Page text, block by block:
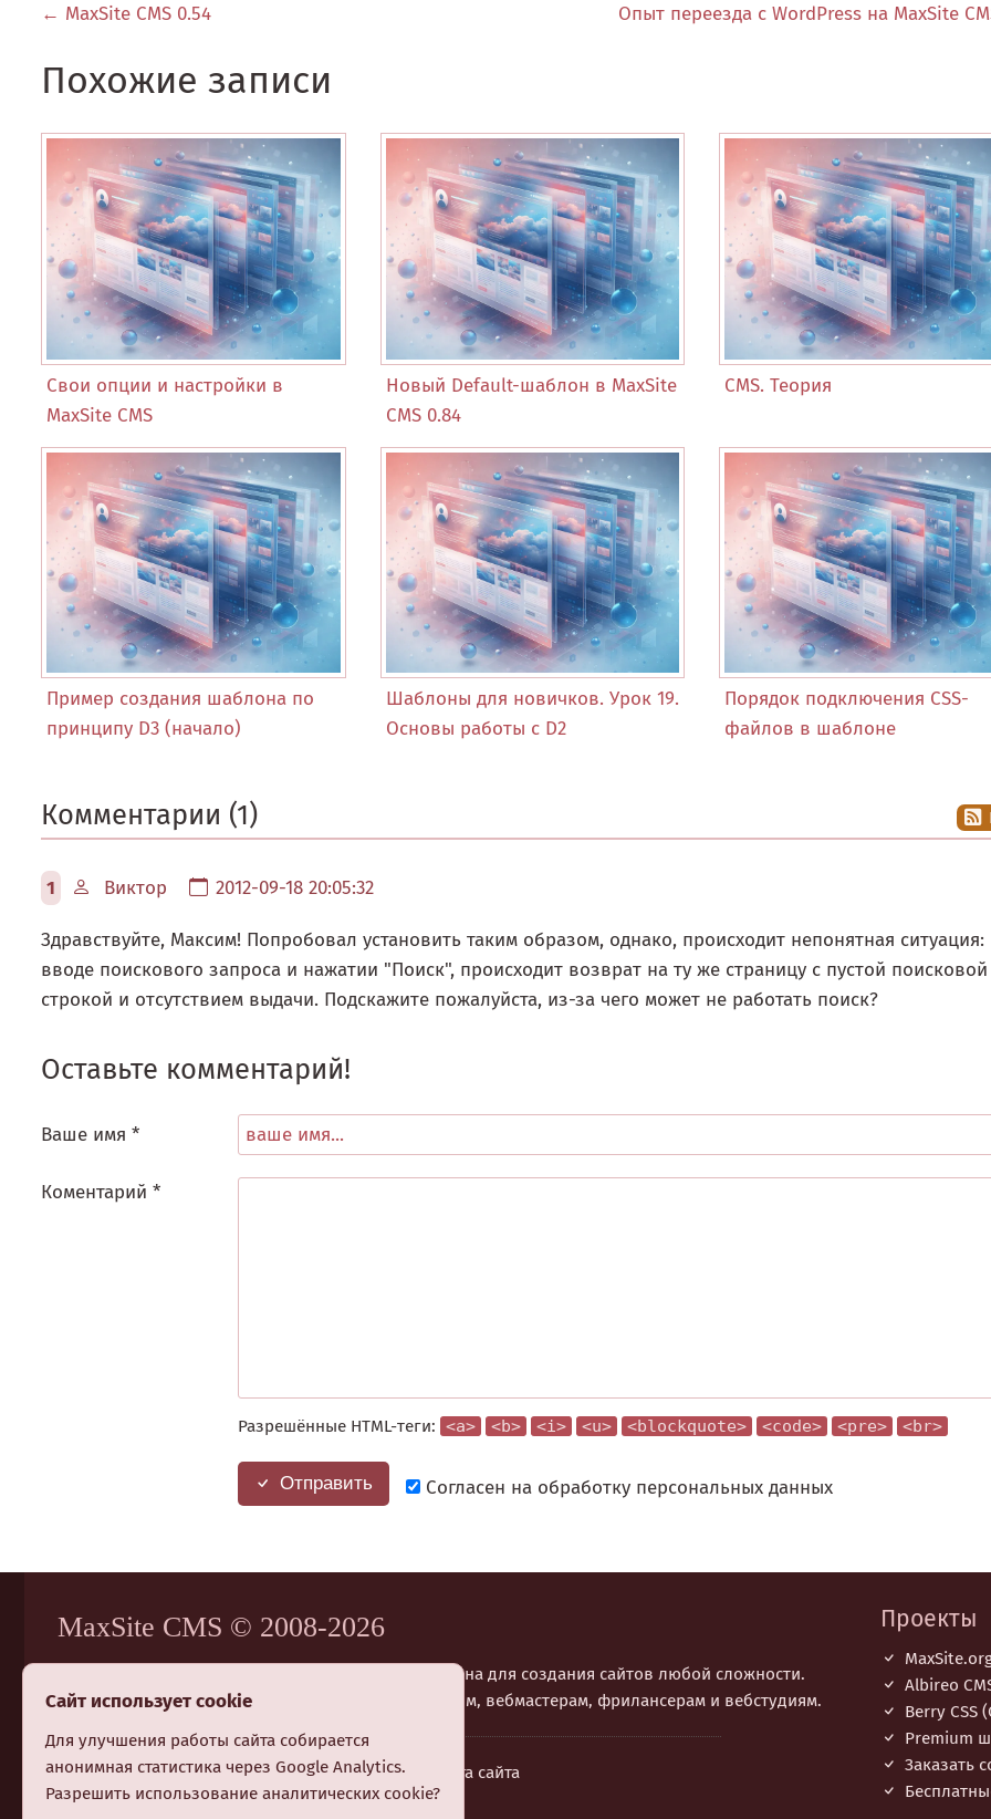
← MaxSite CMS 0.54 Опыт переезда с WordPress на MaxSite
Похожие записи
Свои опции и настройки в
MaxSite CMS
Новый Default-шаблон в MaxSite
CMS 0.84
CMS. Теория
Пример создания шаблона по
принципу D3 (начало)
Шаблоны для новичков. Урок 19.
Основы работы с D2
Порядок подключения CSS-
файлов в шаблоне
Комментарии (1)
1 Виктор 2012-09-18 20:05:32
Здравствуйте, Максим! Попробовал установить таким образом, однако, происходит непонятная
вводе поискового запроса и нажатии "Поиск", происходит возврат на ту же страницу с пустой поисковой
строкой и отсутствием выдачи. Подскажите пожалуйста, из-за чего может не работать поиск?
Оставьте комментарий!
Ваше имя *
Коментарий *
Разрешённые HTML-теги: <a> <b> <i> <u> <blockquote> <code> <pre> <br>
Отправить Согласен на обработку персональных данных
MaxSite CMS © 2008-2026
MaxSite CMS создана в 🇺🇦 Украине и предназначена для создания сайтов любой сложности.
Система отлично подходит обычным пользователям, вебмастерам, фрилансерам и вебстудиям.
Контакты Условия использования
Карта сайта
RSS
RSS комментарии
Проекты
Albireo
Berry CSS
Premium
Заказать
Сайт использует cookie
Для улучшения работы сайта собирается
анонимная статистика через Google Analytics.
Разрешить использование аналитических cookie?